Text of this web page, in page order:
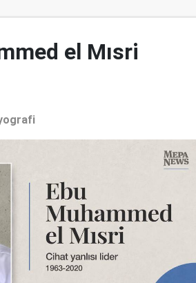
el Mısri